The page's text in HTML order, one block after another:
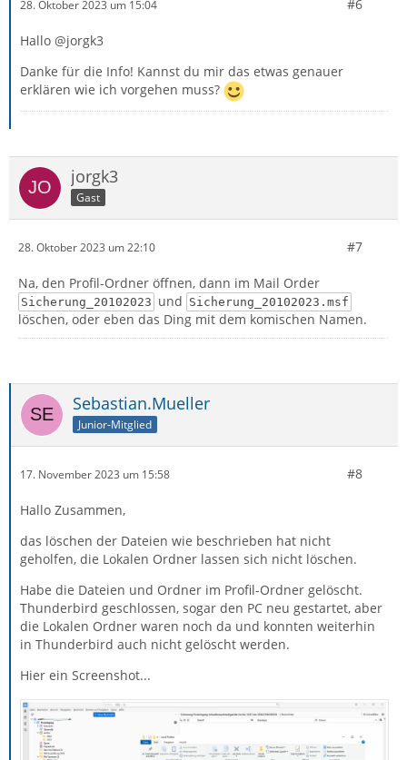
28. Oktober 2023 um 15:04 #6
Hallo @jorgk3
Danke für die Info! Kannst du mir das etwas genauer
erklären wie ich vorgehen muss?
jorgk3
Gast
28. Oktober 2023 um 22:10 #7
Na, den Profil-Ordner öffnen, dann im Mail Order
Sicherung_20102023 und Sicherung_20102023.msf
löschen, oder eben das Ding mit dem komischen Namen.
Sebastian.Mueller
Junior-Mitglied
17. November 2023 um 15:58 #8
Hallo Zusammen,
das löschen der Dateien wie beschrieben hat nicht
geholfen, die Lokalen Ordner lassen sich nicht löschen.
Habe die Dateien und Ordner im Profil-Ordner gelöscht.
Thunderbird geschlossen, sogar den PC neu gestartet, aber
die Lokalen Ordner waren noch da und konnten weiterhin
in Thunderbird auch nicht gelöscht werden.
Hier ein Screenshot...